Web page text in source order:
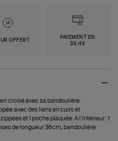
OFFERT
PAIEMENT EN
3X,4X
croisé avec sa bandoulière.
avec des liens en cuirs et
et 1 poche plaquée. A l’intérieur : 1
de longueur 36cm, bandoulière